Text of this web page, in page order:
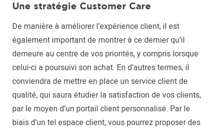
Une stratégie Customer Care
De manière à améliorer l’expérience client, il est
également important de montrer à ce dernier qu’il
demeure au centre de vos priorités, y compris lorsque
celui-ci a poursuivi son achat. En d’autres termes, il
conviendra de mettre en place un service client de
qualité, qui saura étudier la satisfaction de vos clients,
par le moyen d’un portail client personnalisé. Par le
biais d’un tel espace client, vous pourrez proposer des